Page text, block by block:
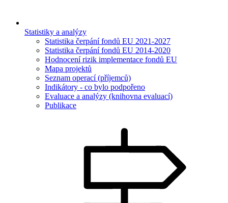
Statistiky a analýzy
Statistika čerpání fondů EU 2021-2027
Statistika čerpání fondů EU 2014-2020
Hodnocení rizik implementace fondů EU
Mapa projektů
Seznam operací (příjemců)
Indikátory - co bylo podpořeno
Evaluace a analýzy (knihovna evaluací)
Publikace